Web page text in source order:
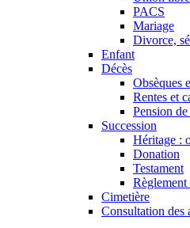
PACS
Mariage
Divorce,
Enfant
Décès
Obsèques
Rentes et
Pension
Succession
Héritage :
Donation
Testament
Règlement
Cimetière
Consultation des